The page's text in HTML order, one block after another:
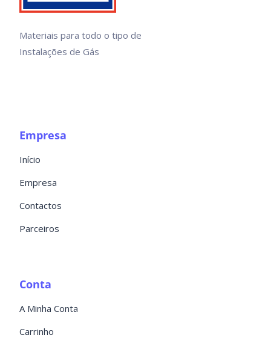
Materiais para todo o tipo de
Instalações de Gás
Empresa
Início
Empresa
Contactos
Parceiros
Conta
A Minha Conta
Carrinho